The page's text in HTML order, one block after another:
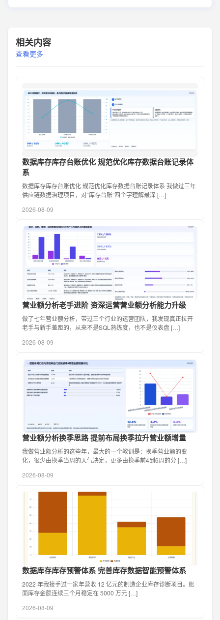
相关内容
查看更多
数据库存库存台账优化 规范优化库存数据台账记录体
系
数据库存库存台账优化 规范优化库存数据台账记录体系 我做过三年
供应链数据治理项目，对“库存台账”四个字理解最深 […]
2026-08-09
营业额分析老手进阶 资深运营营业额分析能力升级
做了七年营业额分析，带过三个行业的运营团队，我发现真正拉开
老手与新手差距的，从来不是SQL熟练度，也不是仪表盘 […]
2026-08-09
营业额分析换季思路 提前布局换季拉升营业额增量
我做营业额分析的这些年，最大的一个教训是：换季营业额的变
化，很少由换季当周的天气决定，更多由换季前4到6周的分 […]
2026-08-09
数据库存库存预警体系 完善库存数据智能预警体系
2022 年我接手过一家年营收 12 亿元的制造企业库存诊断项目。账
面库存金额连续三个月稳定在 5000 万元 […]
2026-08-09